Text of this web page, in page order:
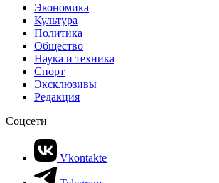
Экономика
Культура
Политика
Общество
Наука и техника
Спорт
Эксклюзивы
Редакция
Соцсети
Vkontakte